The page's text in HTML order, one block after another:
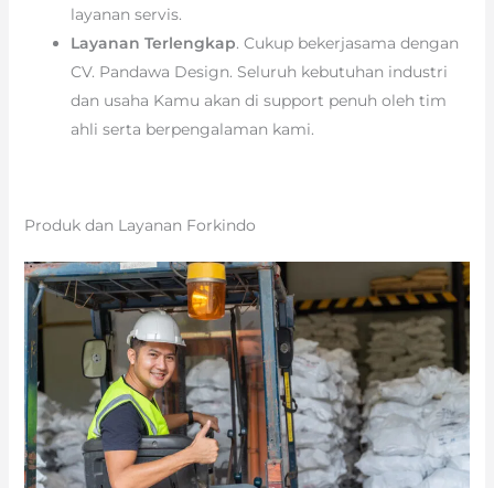
layanan servis.
Layanan Terlengkap. Cukup bekerjasama dengan
CV. Pandawa Design. Seluruh kebutuhan industri
dan usaha Kamu akan di support penuh oleh tim
ahli serta berpengalaman kami.
Produk dan Layanan Forkindo